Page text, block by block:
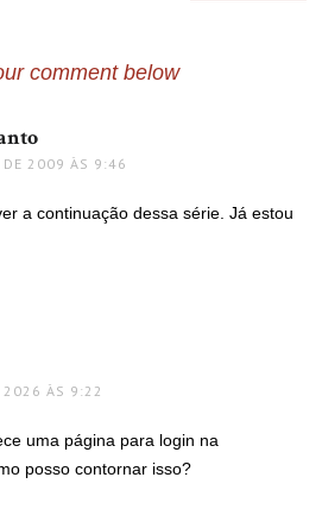
comment below
DE 2009 ÀS 9:46
a continuação dessa série. Já estou
2026 ÀS 9:22
uma página para login na
posso contornar isso?